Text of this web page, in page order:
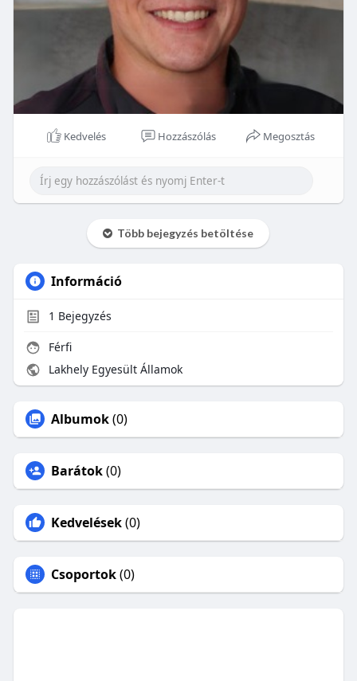
Kedvelés Hozzászólás Megosztás
Több bejegyzés betöltése
Információ
1 Bejegyzés
Férfi
Lakhely Egyesült Államok
Albumok(0)
Barátok(0)
Kedvelések(0)
Csoportok(0)